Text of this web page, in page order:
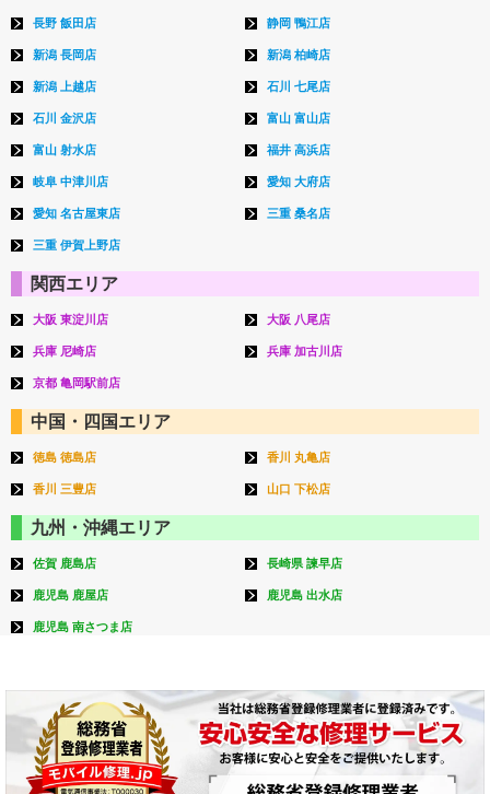
長野 飯田店 静岡 鴨江店
新潟 長岡店 新潟 柏崎店
新潟 上越店 石川 七尾店
石川 金沢店 富山 富山店
富山 射水店 福井 高浜店
岐阜 中津川店 愛知 大府店
愛知 名古屋東店 三重 桑名店
三重 伊賀上野店
関西エリア
大阪 東淀川店 大阪 八尾店
兵庫 尼崎店 兵庫 加古川店
京都 亀岡駅前店
中国・四国エリア
徳島 徳島店 香川 丸亀店
香川 三豊店 山口 下松店
九州・沖縄エリア
佐賀 鹿島店 長崎県 諫早店
鹿児島 鹿屋店 鹿児島 出水店
鹿児島 南さつま店